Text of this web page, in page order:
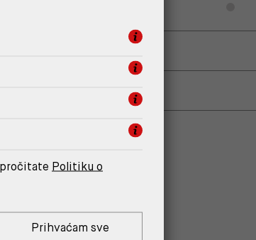
Politiku o
Prihvaćam sve